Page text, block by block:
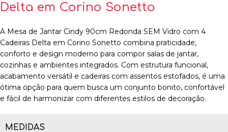
Delta em Corino Sonetto
A Mesa de Jantar Cindy 90cm Redonda SEM Vidro com 4
Cadeiras Delta em Corino Sonetto combina praticidade,
conforto e design moderno para compor salas de jantar,
cozinhas e ambientes integrados. Com estrutura funcional,
acabamento versátil e cadeiras com assentos estofados, é uma
ótima opção para quem busca um conjunto bonito, confortável
e fácil de harmonizar com diferentes estilos de decoração.
MEDIDAS